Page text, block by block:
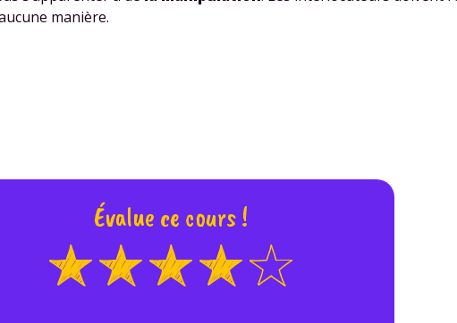
manière.
Évalue ce cours !
de vos données personnelles et pour exercer vos droits, vous pouvez